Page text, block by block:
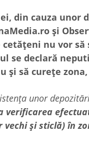
din cauza unor
și
nu vor să
se declară
și să curețe
unor
verificarea
și sticlă) în